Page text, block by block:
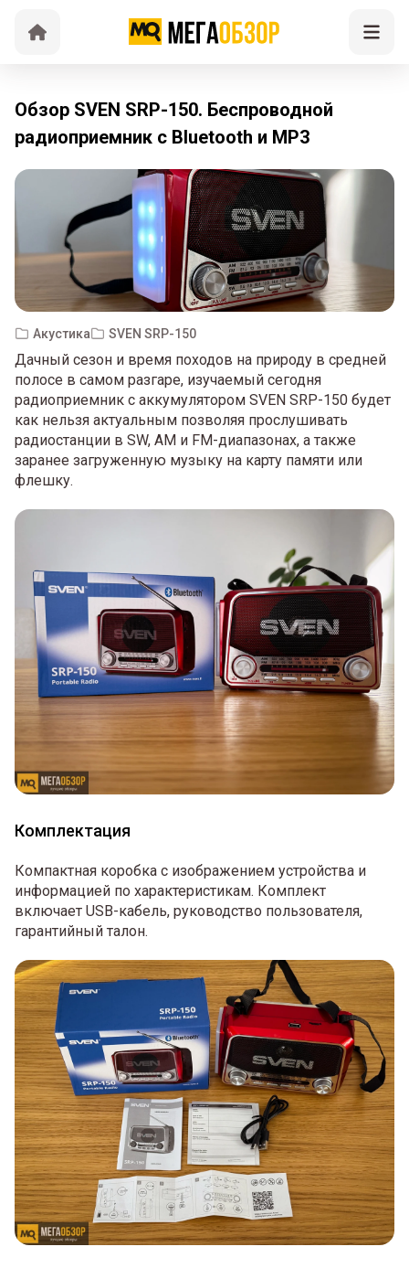
Обзор SVEN SRP-150. Беспроводной
радиоприемник с Bluetooth и MP3
Акустика SVEN SRP-150
Дачный сезон и время походов на природу в средней
полосе в самом разгаре, изучаемый сегодня
радиоприемник с аккумулятором SVEN SRP-150 будет
как нельзя актуальным позволяя прослушивать
радиостанции в SW, AM и FM-диапазонах, а также
заранее загруженную музыку на карту памяти или
флешку.
Комплектация
Компактная коробка с изображением устройства и
информацией по характеристикам. Комплект
включает USB-кабель, руководство пользователя,
гарантийный талон.